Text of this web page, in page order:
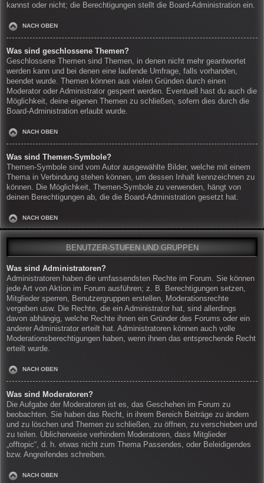
kannst oder nicht; die Berechtigungen stellt die Board-Administration ein.
NACH OBEN
Was sind geschlossene Themen?
Geschlossene Themen sind Themen, in denen nicht mehr geantwortet
werden kann und bei denen eine laufende Umfrage, falls vorhanden,
beendet wurde. Themen können aus vielen Gründen durch einen
Moderator oder Administrator gesperrt werden. Eventuell hast du auch die
Möglichkeit, deine eigenen Themen zu schließen, sofern dies durch die
Board-Administration erlaubt wurde.
NACH OBEN
Was sind Themen-Symbole?
Themen-Symbole sind vom Autor ausgewählte Bilder, welche mit einem
Thema in Verbindung stehen können, um dessen Inhalt kennzeichnen zu
können. Die Möglichkeit, Themen-Symbole zu verwenden, hängt von
deinen Berechtigungen ab, die die Board-Administration gesetzt hat.
NACH OBEN
BENUTZER-STUFEN UND GRUPPEN
Was sind Administratoren?
Administratoren haben die umfassendsten Rechte im Forum. Sie können
jede Art von Aktion im Forum ausführen; z. B. Berechtigungen setzen,
Mitglieder sperren, Benutzergruppen erstellen, Moderationsrechte
vergeben usw. Die Rechte, die ein Administrator hat, sind allerdings
davon abhängig, welche Rechte ihnen ein Gründer des Forums oder ein
anderer Administrator erteilt hat. Administratoren können auch volle
Moderationsberechtigungen haben, wenn ihnen das entsprechende Recht
erteilt wurde.
NACH OBEN
Was sind Moderatoren?
Die Aufgabe der Moderatoren ist es, das Geschehen im Forum zu
beobachten. Sie haben das Recht, in ihrem Bereich Beiträge zu ändern
und zu löschen und Themen zu schließen, zu öffnen, zu verschieben und
zu teilen. Üblicherweise verhindern Moderatoren, dass Mitglieder
„offtopic“, d. h. etwas nicht zum Thema Passendes, oder Beleidigendes
bzw. Angreifendes schreiben.
NACH OBEN